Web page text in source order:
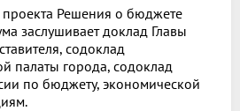
Решения о бюджете
заслушивает доклад Главы
содоклад
палаты города, содоклад
по бюджету, экономической